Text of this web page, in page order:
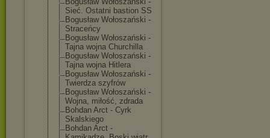
Sieć. Ostatni bastion SS
Bogusław Wołoszański -
Straceńcy
Bogusław Wołoszański -
Tajna wojna Churchilla
Bogusław Wołoszański -
Tajna wojna Hitlera
Bogusław Wołoszański -
Twierdza szyfrów
Bogusław Wołoszański -
Wojna, miłość, zdrada
Bohdan Arct - Cyrk
Skalskiego
Bohdan Arct -